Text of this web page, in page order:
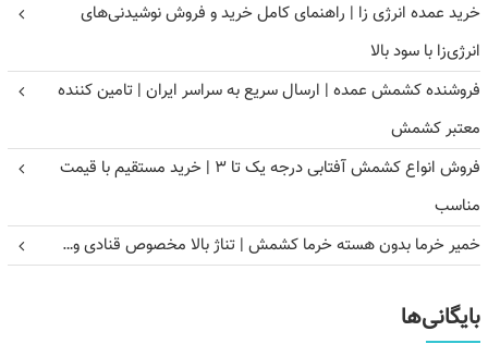
خرید عمده انرژی زا | راهنمای کامل خرید و فروش نوشیدنی‌های
انرژی‌زا با سود بالا
فروشنده کشمش عمده | ارسال سریع به سراسر ایران | تامین کننده
معتبر کشمش
فروش انواع کشمش آفتابی درجه یک تا ۳ | خرید مستقیم با قیمت
مناسب
خمیر خرما بدون هسته خرما کشمش | تناژ بالا مخصوص قنادی و…
بایگانی‌ها